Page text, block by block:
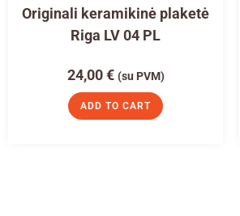
Originali keramikinė plaketė
Riga LV 04 PL
24,00€ (su PVM)
ADD TO CART